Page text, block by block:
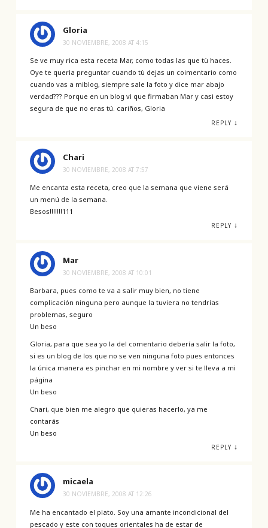
Gloria
30 NOVIEMBRE, 2008 AT 4:15
Se ve muy rica esta receta Mar, como todas las que tù haces.
Oye te querìa preguntar cuando tù dejas un coimentario como
cuando vas a miblog, siempre sale la foto y dice mar abajo
verdad??? Porque en un blog vì que firmaban Mar y casi estoy
segura de que no eras tú. cariños, Gloria
REPLY ↓
Chari
30 NOVIEMBRE, 2008 AT 7:57
Me encanta esta receta, creo que la semana que viene será
un menú de la semana.
Besos!!!!!!!111
REPLY ↓
Mar
30 NOVIEMBRE, 2008 AT 10:01
Barbara, pues como te va a salir muy bien, no tiene
complicación ninguna pero aunque la tuviera no tendrías
problemas, seguro
Un beso
Gloria, para que sea yo la del comentario debería salir la foto,
si es un blog de los que no se ven ninguna foto pues entonces
la única manera es pinchar en mi nombre y ver si te lleva a mi
página
Un beso
Chari, que bien me alegro que quieras hacerlo, ya me
contarás
Un beso
REPLY ↓
micaela
30 NOVIEMBRE, 2008 AT 12:26
Me ha encantado el plato. Soy una amante incondicional del
pescado y este con toques orientales ha de estar de